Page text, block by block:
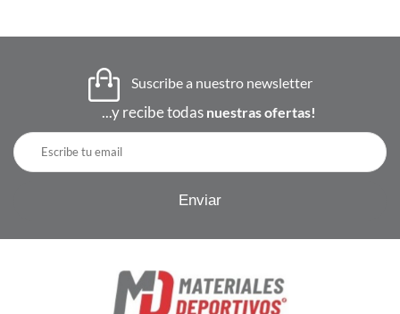
Suscribe a nuestro newsletter
...y recibe todas nuestras ofertas!